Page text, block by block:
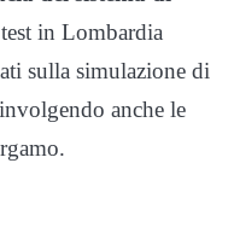
in Lombardia
sulla simulazione di
anche le